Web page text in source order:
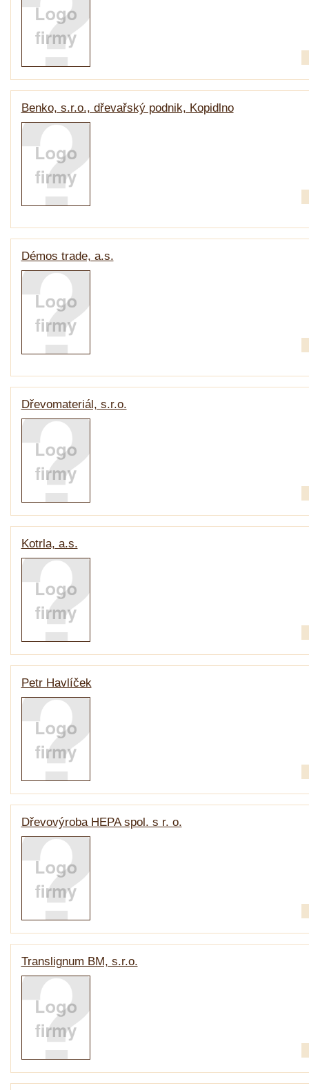
Benko, s.r.o., dřevařský podnik, Kopidlno
Démos trade, a.s.
Dřevomateriál, s.r.o.
Kotrla, a.s.
Petr Havlíček
Dřevovýroba HEPA spol. s r. o.
Translignum BM, s.r.o.